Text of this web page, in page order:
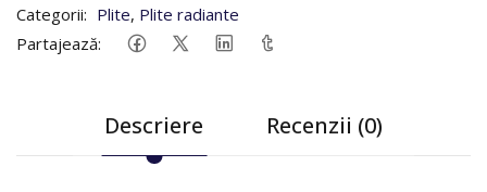
Categorii: Plite, Plite radiante
Partajează:
Descriere Recenzii (0)